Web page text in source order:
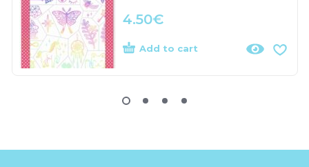
4.50€
Add to cart